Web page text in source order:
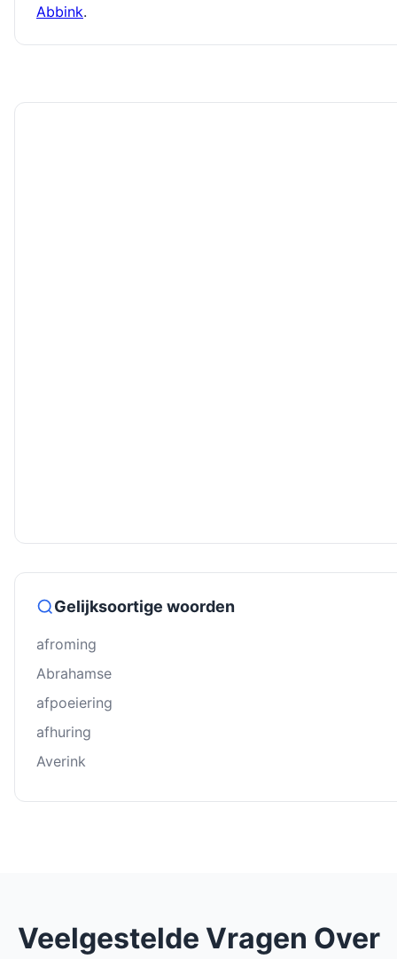
Abbink.
Gelijksoortige woorden
afroming
Abrahamse
afpoeiering
afhuring
Averink
Veelgestelde Vragen Over